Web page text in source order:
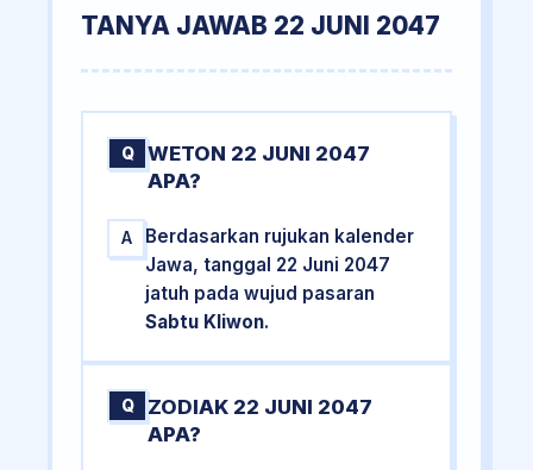
TANYA JAWAB 22 JUNI 2047
Q
WETON 22 JUNI 2047
APA?
A
Berdasarkan rujukan kalender
Jawa, tanggal 22 Juni 2047
jatuh pada wujud pasaran
Sabtu Kliwon.
Q
ZODIAK 22 JUNI 2047
APA?